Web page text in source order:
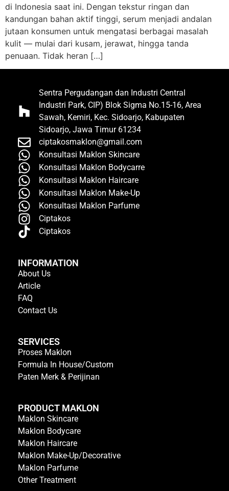
di Indonesia saat ini. Dengan tekstur ringan dan
kandungan bahan aktif tinggi, serum menjadi andalan
jutaan konsumen untuk mengatasi berbagai masalah
kulit — mulai dari kusam, jerawat, hingga tanda
penuaan. Tidak heran […]
Sentra Pergudangan dan Industri Central
Industri Park, CIP) Blok Sigma No.15-16, Area
Sawah, Kemiri, Kec. Sidoarjo, Kabupaten
Sidoarjo, Jawa Timur 61234
ciptakosmaklon@gmail.com
Konsultasi Maklon Skincare
Konsultasi Maklon Bodycarre
Konsultasi Maklon Haircare
Konsultasi Maklon Make-Up
Konsultasi Maklon Parfume
Ciptakos
Ciptakos
INFORMATION
About Us
Article
FAQ
Contact Us
SERVICES
Proses Maklon
Formula In House/Custom
Paten Merk & Perijinan
PRODUCT MAKLON
Maklon Skincare
Maklon Bodycare
Maklon Haircare
Maklon Make-Up/Decorative
Maklon Parfume
Other Treatment